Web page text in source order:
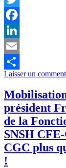
Twitter
Facebook
LinkedIn
Email
Partager
Laisser un
président
de la
SNSH
CGC plus
!